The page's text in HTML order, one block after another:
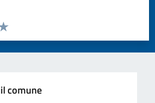
la pagina
5 stelle su 5
4 stelle su 5
su 5
su 5
5
comune